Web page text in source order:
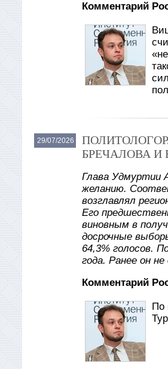
Комментарий
29/07/2026
БРЕЧАЛОВА И
Глава Удмуртии
желанию.
возглавлял
Его
виновным в
досрочные
64,3% голосов.
года. Ранее он
Комментарий
По